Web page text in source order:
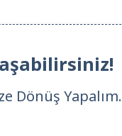
Dönüş Yapalım.